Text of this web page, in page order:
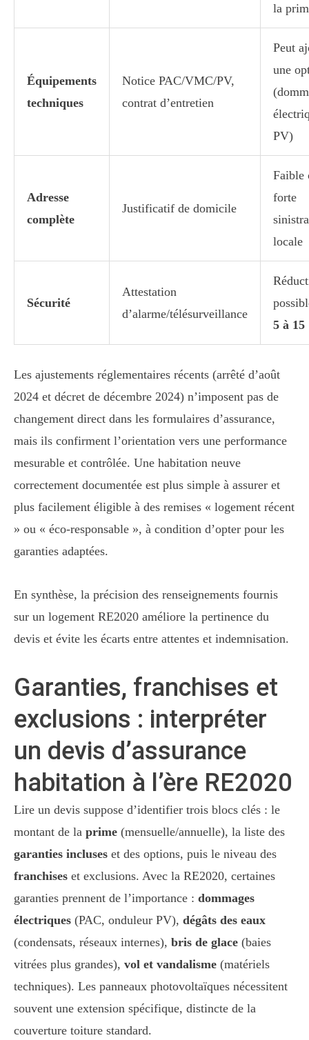
la
Équipements
techniques
Notice PAC/VMC/PV,
contrat d’entretien
Peut
une
PV)
Adresse
complète
Justificatif de domicile
Faible
forte
locale
Sécurité
Attestation
d’alarme/télésurveillance
5 à
Les ajustements réglementaires récents (arrêté d’août
2024 et décret de décembre 2024) n’imposent pas de
changement direct dans les formulaires d’assurance,
mais ils confirment l’orientation vers une performance
mesurable et contrôlée. Une habitation neuve
correctement documentée est plus simple à assurer et
plus facilement éligible à des remises « logement récent
» ou « éco-responsable », à condition d’opter pour les
garanties adaptées.
En synthèse, la précision des renseignements fournis
sur un logement RE2020 améliore la pertinence du
devis et évite les écarts entre attentes et indemnisation.
Garanties, franchises et
exclusions : interpréter
un devis d’assurance
habitation à l’ère RE2020
Lire un devis suppose d’identifier trois blocs clés : le
montant de la prime (mensuelle/annuelle), la liste des
garanties incluses et des options, puis le niveau des
franchises et exclusions. Avec la RE2020, certaines
garanties prennent de l’importance : dommages
électriques (PAC, onduleur PV), dégâts des eaux
(condensats, réseaux internes), bris de glace (baies
vitrées plus grandes), vol et vandalisme (matériels
techniques). Les panneaux photovoltaïques nécessitent
souvent une extension spécifique, distincte de la
couverture toiture standard.